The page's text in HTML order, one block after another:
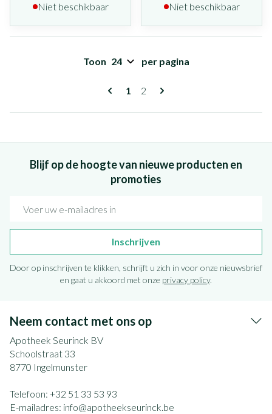
Niet beschikbaar Niet beschikbaar
Pagina's
U lees momenteel pagina
1 Pagina
2
Toon per pagina
Blijf op de hoogte van nieuwe producten en
promoties
Inschrijven
Door op inschrijven te klikken, schrijft u zich in voor onze nieuwsbrief
en gaat u akkoord met onze privacy policy.
Neem contact met ons op
Apotheek Seurinck BV
Schoolstraat 33
8770 Ingelmunster
Telefoon: +32 51 33 53 93
E-mailadres: info@apotheekseurinck.be